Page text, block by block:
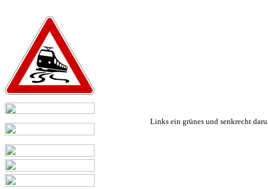
Links ein grünes und senkrecht